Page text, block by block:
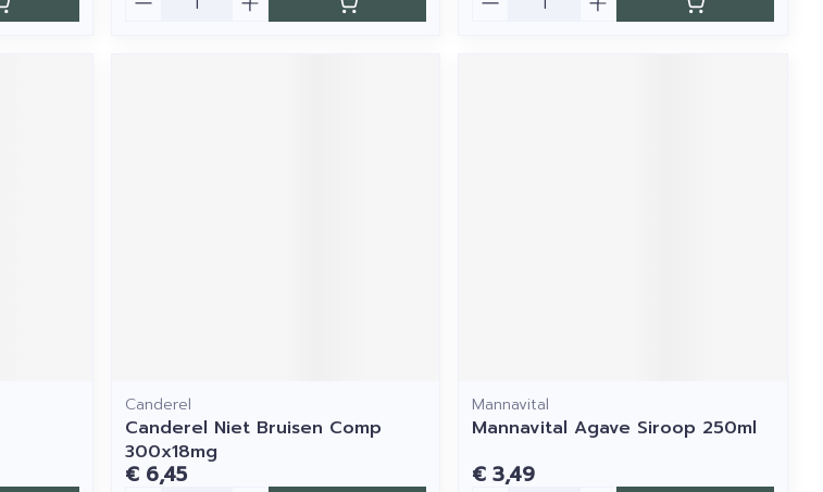
Canderel
Canderel Niet Bruisen Comp
300x18mg
€ 6,45
Mannavital
Mannavital Agave Siroop 250ml
€ 3,49